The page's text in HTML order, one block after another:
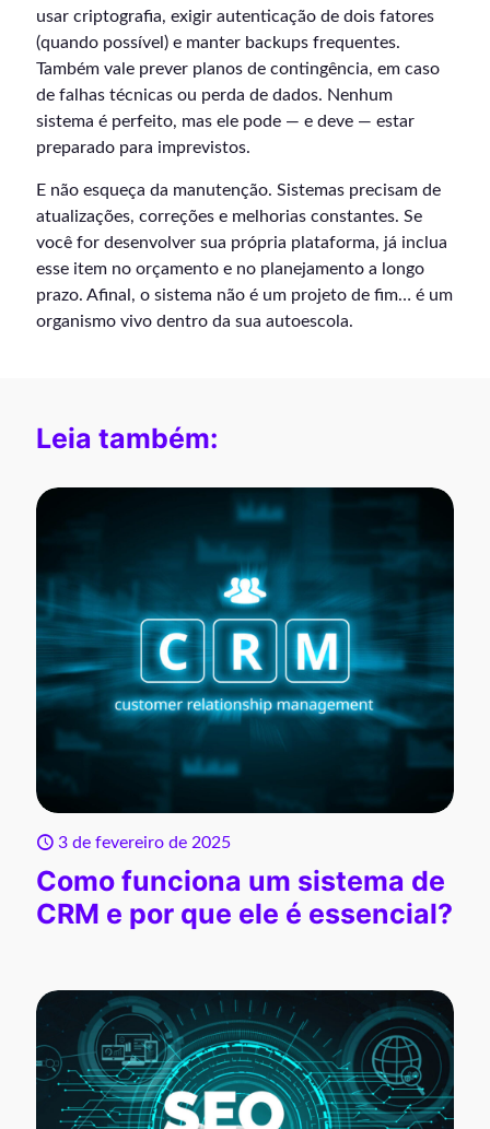
usar criptografia, exigir autenticação de dois fatores
(quando possível) e manter backups frequentes.
Também vale prever planos de contingência, em caso
de falhas técnicas ou perda de dados. Nenhum
sistema é perfeito, mas ele pode — e deve — estar
preparado para imprevistos.
E não esqueça da manutenção. Sistemas precisam de
atualizações, correções e melhorias constantes. Se
você for desenvolver sua própria plataforma, já inclua
esse item no orçamento e no planejamento a longo
prazo. Afinal, o sistema não é um projeto de fim… é um
organismo vivo dentro da sua autoescola.
Leia também:
3 de fevereiro de 2025
Como funciona um sistema de
CRM e por que ele é essencial?